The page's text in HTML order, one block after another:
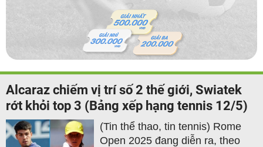
Alcaraz chiếm vị trí số 2 thế giới, Swiatek
rớt khỏi top 3 (Bảng xếp hạng tennis 12/5)
(Tin thể thao, tin tennis) Rome
Open 2025 đang diễn ra, theo